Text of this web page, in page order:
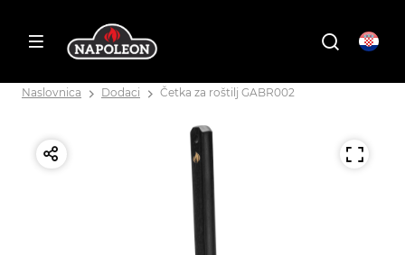
Naslovnica Dodaci Četka za roštilj GABR002